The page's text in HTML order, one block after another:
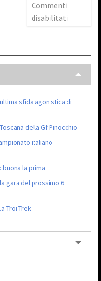
Commenti
disabilitati
sfida agonistica di
della Gf Pinocchio
italiano
buona la prima
gara del prossimo 6
Troi Trek